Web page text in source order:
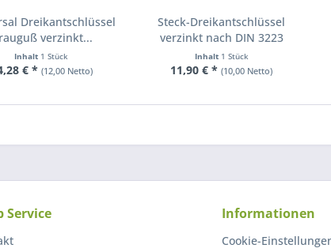
Dreikantschlüssel
verzinkt...
Inhalt 1 Stück
€ * (12,00 Netto)
Steck-Dreikantschlüssel
verzinkt nach DIN 3223
Inhalt 1 Stück
11,90 € * (10,00 Netto)
Service Informationen
Cookie-